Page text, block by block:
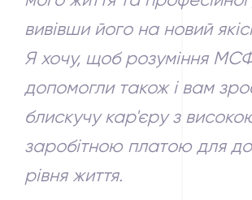
вивівши його на новий
Я хочу, щоб розуміння
допомогли також і вам
блискучу кар'єру з
заробітною платою для
рівня життя.